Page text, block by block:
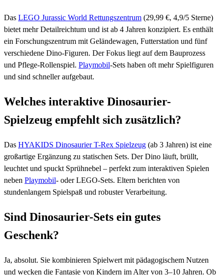
Das LEGO Jurassic World Rettungszentrum (29,99 €, 4,9/5 Sterne)
bietet mehr Detailreichtum und ist ab 4 Jahren konzipiert. Es enthält
ein Forschungszentrum mit Geländewagen, Futterstation und fünf
verschiedene Dino-Figuren. Der Fokus liegt auf dem Bauprozess
und Pflege-Rollenspiel. Playmobil-Sets haben oft mehr Spielfiguren
und sind schneller aufgebaut.
Welches interaktive Dinosaurier-
Spielzeug empfehlt sich zusätzlich?
Das HYAKIDS Dinosaurier T-Rex Spielzeug (ab 3 Jahren) ist eine
großartige Ergänzung zu statischen Sets. Der Dino läuft, brüllt,
leuchtet und spuckt Sprühnebel – perfekt zum interaktiven Spielen
neben Playmobil- oder LEGO-Sets. Eltern berichten von
stundenlangem Spielspaß und robuster Verarbeitung.
Sind Dinosaurier-Sets ein gutes
Geschenk?
Ja, absolut. Sie kombinieren Spielwert mit pädagogischem Nutzen
und wecken die Fantasie von Kindern im Alter von 3–10 Jahren. Ob